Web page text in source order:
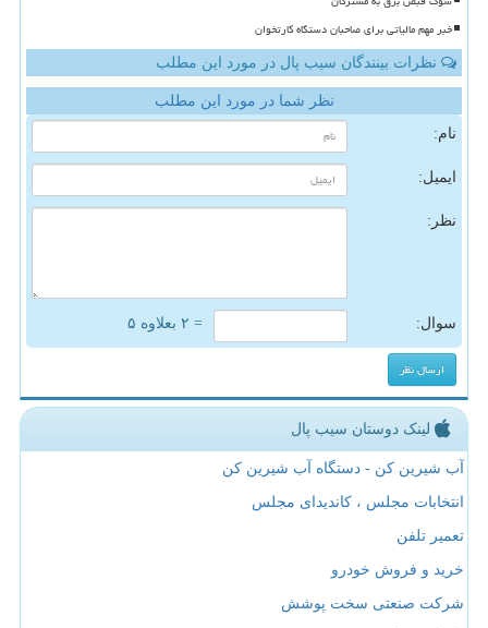
خبر مهم مالیاتی برای صاحبان دستگاه کارتخوان
نظرات بینندگان سیب پال در مورد این مطلب
نظر شما در مورد این مطلب
نام:
ایمیل:
نظر:
سوال: = ۲ بعلاوه ۵
لینک دوستان سیب پال
آب شیرین کن - دستگاه آب شیرین کن
انتخابات مجلس ، کاندیدای مجلس
تعمیر تلفن
خرید و فروش خودرو
شرکت صنعتی سخت پوشش